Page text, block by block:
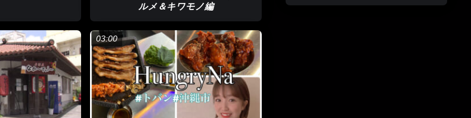
ルメ＆キワモノ編
03:00